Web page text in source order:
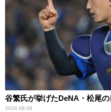
谷繁氏が挙げたDeNA・松尾
2026.08.09